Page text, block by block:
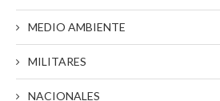
MEDIO AMBIENTE
MILITARES
NACIONALES